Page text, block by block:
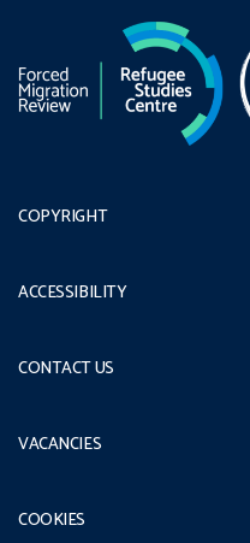
COPYRIGHT
ACCESSIBILITY
CONTACT US
VACANCIES
COOKIES